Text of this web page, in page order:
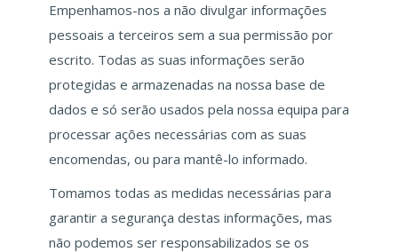
Empenhamos-nos a não divulgar informações
pessoais a terceiros sem a sua permissão por
escrito. Todas as suas informações serão
protegidas e armazenadas na nossa base de
dados e só serão usados pela nossa equipa para
processar ações necessárias com as suas
encomendas, ou para mantê-lo informado.
Tomamos todas as medidas necessárias para
garantir a segurança destas informações, mas
não podemos ser responsabilizados se os